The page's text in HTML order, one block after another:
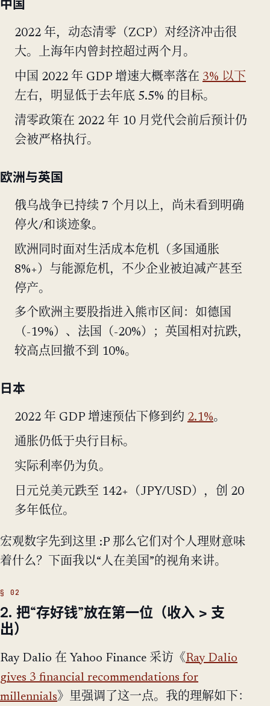
中国
2022 年，动态清零（ZCP）对经济冲击很
大。上海年内曾封控超过两个月。
中国 2022 年 GDP 增速大概率落在 3% 以下
左右，明显低于去年底 5.5% 的目标。
清零政策在 2022 年 10 月党代会前后预计仍
会被严格执行。
欧洲与英国
俄乌战争已持续 7 个月以上，尚未看到明确
停火/和谈迹象。
欧洲同时面对生活成本危机（多国通胀
8%+）与能源危机，不少企业被迫减产甚至
停产。
多个欧洲主要股指进入熊市区间：如德国
（-19%）、法国（-20%）；英国相对抗跌，
较高点回撤不到 10%。
日本
2022 年 GDP 增速预估下修到约 2.1%。
通胀仍低于央行目标。
实际利率仍为负。
日元兑美元跌至 142+（JPY/USD），创 20
多年低位。
宏观数字先到这里 :P 那么它们对个人理财意味
着什么？下面我以“人在美国”的视角来讲。
2. 把“存好钱”放在第一位（收入 > 支
出）
Ray Dalio 在 Yahoo Finance 采访《Ray Dalio
gives 3 financial recommendations for
millennials》里强调了这一点。我的理解如下：